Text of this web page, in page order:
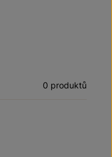
0 produktů